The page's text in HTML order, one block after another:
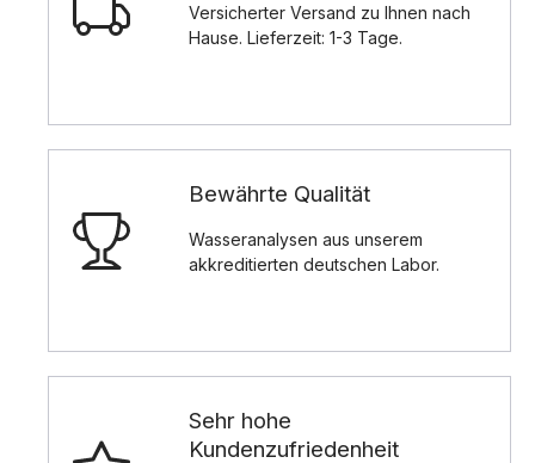
Versicherter Versand zu Ihnen nach
Hause. Lieferzeit: 1-3 Tage.
Bewährte Qualität
Wasseranalysen aus unserem
akkreditierten deutschen Labor.
Sehr hohe
Kundenzufriedenheit